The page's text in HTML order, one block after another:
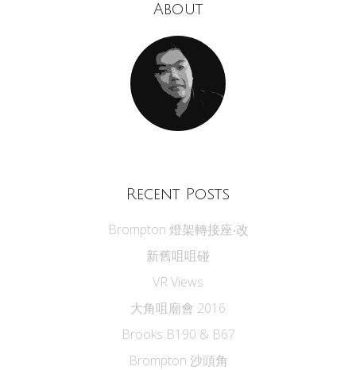
About
Recent Posts
Brompton 燈架轉接座‧改
新舊咀咀碰
VR Views
大角咀廟會 2016
Brooks B190 & B67
Brompton 沙頭角